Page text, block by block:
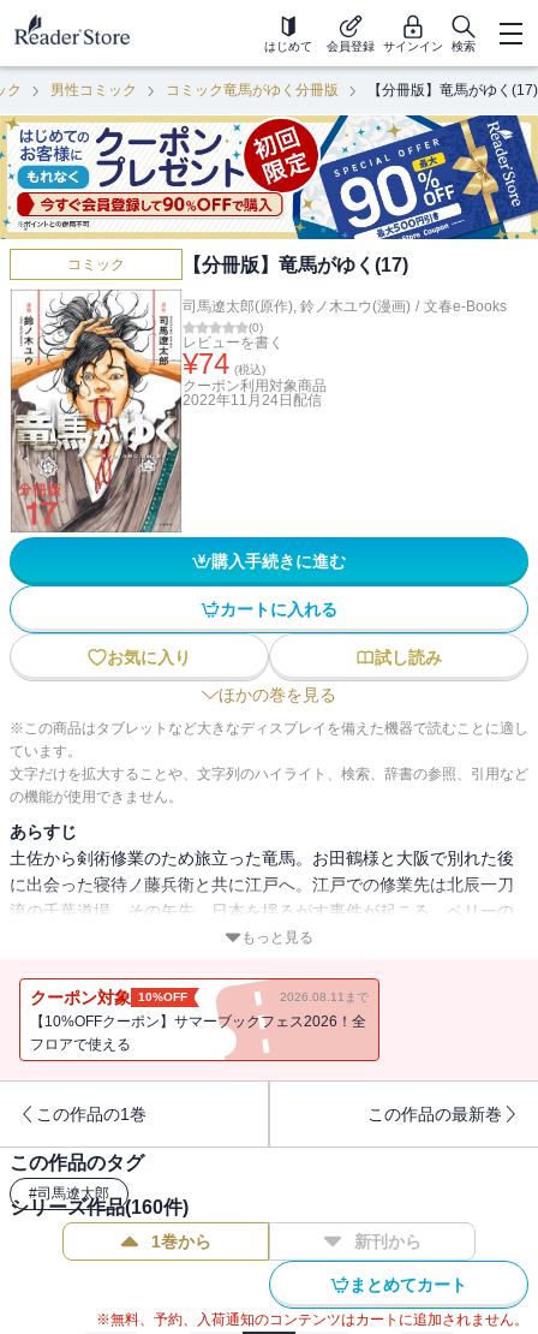
はじめて 会員登録 サインイン 検索
ク 男性コミック コミック竜馬がゆく分冊版 【分冊版】竜馬がゆく(17)
コミック 【分冊版】竜馬がゆく(17)
司馬遼太郎(原作), 鈴ノ木ユウ(漫画) / 文春e-Books
(0)
レビューを書く
¥74 (税込)
クーポン利用対象商品
2022年11月24日 配信
購入手続きに進む
カートに入れる
お気に入り
試し読み
ほかの巻を見る
※この商品はタブレットなど大きなディスプレイを備えた機器で読むことに適し
ています。
文字だけを拡大することや、文字列のハイライト、検索、辞書の参照、引用など
の機能が使用できません。
あらすじ
土佐から剣術修業のため旅立った竜馬。お田鶴様と大阪で別れた後
に出会った寝待ノ藤兵衛と共に江戸へ。江戸での修業先は北辰一刀
流の千葉道場。その矢先、日本を揺るがす事件が起こる。ペリーの
黒船来航である。幾多の英雄が誕生する“幕末”の始まり。
司馬遼太郎の傑作歴史小説を初の漫画化。坂本竜馬の奇跡の生涯を
『コウノドリ』の作者・鈴ノ木ユウが描く、幕末大河コミック！
もっと見る
クーポン対象 10%OFF 2026.08.11まで
【10%OFFクーポン】サマーブックフェス2026！全
フロアで使える
この作品の1巻 この作品の最新巻
この作品のタグ
#司馬遼太郎
シリーズ作品(160件)
1巻から 新刊から
まとめてカート
※無料、予約、入荷通知のコンテンツはカートに追加されません。